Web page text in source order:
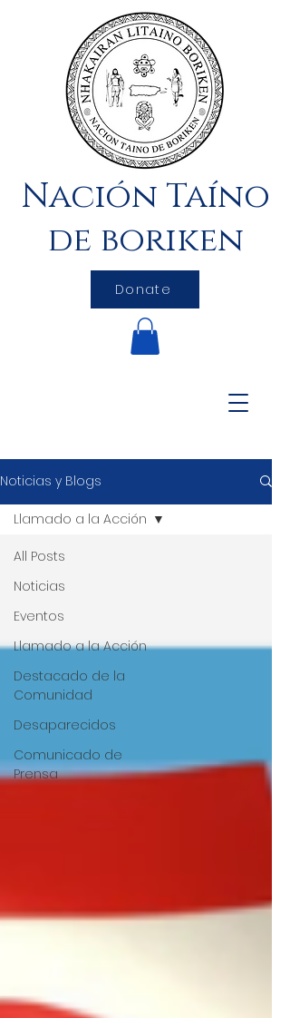
Nación Taíno
de boriken
Donate
Noticias y Blogs
All Posts
Noticias
Eventos
Llamado a la Acción
Destacado de la
Comunidad
Desaparecidos
Comunicado de
Prensa
Llamado a la Acción